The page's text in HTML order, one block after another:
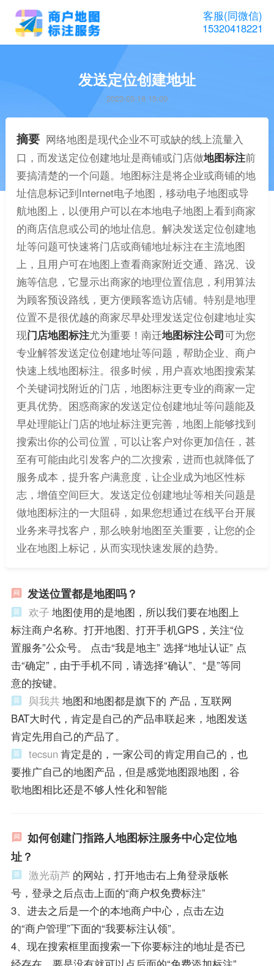
客服(同微信)
15320418221
发送定位创建地址
2023-03-16 15:00
摘要 网络地图是现代企业不可或缺的线上流量入
口，而发送定位创建地址是商铺或门店做地图标注前
要搞清楚的一个问题。地图标注是将企业或商铺的地
址信息标记到Internet电子地图，移动电子地图或导
航地图上，以便用户可以在本地电子地图上看到商家
的商店信息或公司的地址信息。解决发送定位创建地
址等问题可快速将门店或商铺地址标注在主流地图
上，且用户可在地图上查看商家附近交通、路况、设
施等信息，它显示出商家的地理位置信息，利用算法
为顾客预设路线，更方便顾客造访店铺。特别是地理
位置不是很优越的商家尽早处理发送定位创建地址实
现门店地图标注尤为重要！南迁地图标注公司可为您
专业解答发送定位创建地址等问题，帮助企业、商户
快速上线地图标注。很多时候，用户喜欢地图搜索某
个关键词找附近的门店，地图标注更专业的商家一定
更具优势。困惑商家的发送定位创建地址等问题能及
早处理能让门店的地址标注更完善，地图上能够找到
搜索出你的公司位置，可以让客户对你更加信任，甚
至有可能由此引发客户的二次搜索，进而也就降低了
服务成本，提升客户满意度，让企业成为地区性标
志，增值空间巨大。发送定位创建地址等相关问题是
做地图标注的一大阻碍，如果您想通过在线平台开展
业务来寻找客户，那么映射地图至关重要，让您的企
业在地图上标记，从而实现快速发展的趋势。
发送位置都是地图吗？
欢子 地图使用的是地图，所以我们要在地图上
标注商户名称。打开地图、打开手机GPS，关注“位
置服务”公众号。 点击“我是地主” 选择“地址认证” 点
击“确定”，由于手机不同，请选择“确认”、“是”等同
意的按键。
與我共 地图和地图都是旗下的 产品，互联网
BAT大时代，肯定是自己的产品串联起来，地图发送
肯定先用自己的产品了。
tecsun 肯定是的，一家公司的肯定用自己的，也
要推广自己的地图产品，但是感觉地图跟地图，谷
歌地图相比还是不够人性化和智能
如何创建门指路人地图标注服务中心定位地
址？
激光葫芦 的网站，打开地击右上角登录版帐
号，登录之后点击上面的“商户权免费标注”
3、进去之后是一个的本地商户中心，点击左边
的“商户管理”下面的“我要标注认领”。
4、现在搜索框里面搜索一下你要标注的地址是否已